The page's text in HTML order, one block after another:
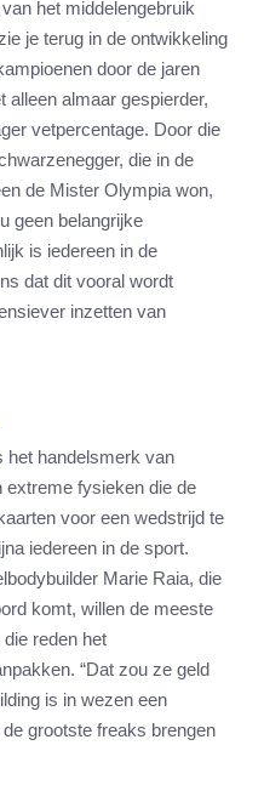
het middelengebruik
je terug in de ontwikkeling
door de jaren
alleen almaar gespierder,
vetpercentage. Door die
die in de
de Mister Olympia won,
geen belangrijke
is iedereen in de
dat dit vooral wordt
inzetten van
het handelsmerk van
extreme fysieken die de
voor een wedstrijd te
iedereen in de sport.
Marie Raia, die
komt, willen de meeste
reden het
“Dat zou ze geld
is in wezen een
grootste freaks brengen